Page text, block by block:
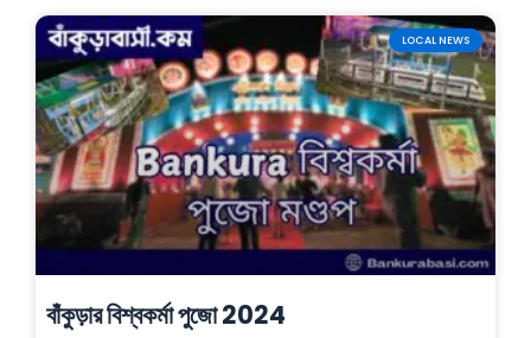
LOCAL NEWS
বাঁকুড়ার বিশ্বকর্মা পুজো 2024